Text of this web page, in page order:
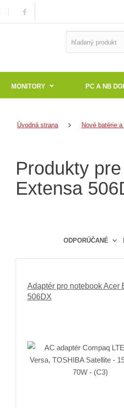
MONITORY PC A NB
Úvodná strana Nové batérie a
Produkty
Extensa
ODPORÚČANÉ
Adaptér pro notebook Acer
506DX